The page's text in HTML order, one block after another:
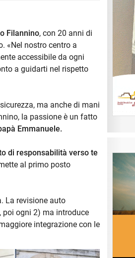
Filannino, con 20 anni di
«Nel nostro centro a
accessibile da ogni
a guidarti nel rispetto
ma anche di mani
la passione è un fatto
Emmanuele.
di responsabilità verso te
al primo posto
La revisione auto
ogni 2) ma introduce
integrazione con le